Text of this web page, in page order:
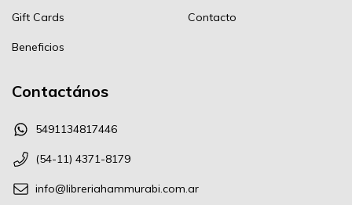
Gift Cards
Beneficios
Contacto
Contactános
5491134817446
(54-11) 4371-8179
info@libreriahammurabi.com.ar